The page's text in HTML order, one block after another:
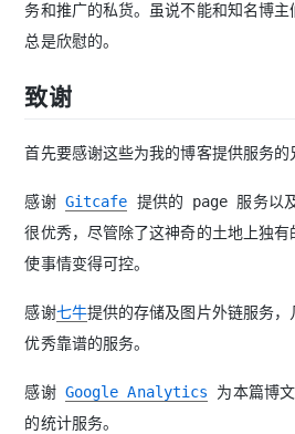
务和推广的私货。虽说不能和知名博
总是欣慰的。
致谢
首先要感谢这些为我的博客提供服务的
感谢 Gitcafe 提供的 page 服务以
很优秀，尽管除了这神奇的土地上独
使事情变得可控。
感谢七牛提供的存储及图片外链服务，
优秀靠谱的服务。
感谢 Google Analytics 为本篇博
的统计服务。